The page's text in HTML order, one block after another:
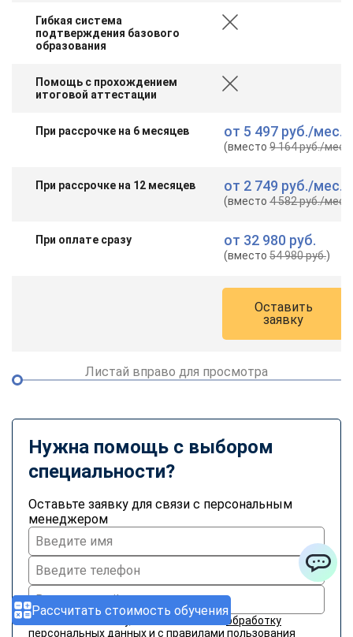
Рассчитать стоимость обучения
Гибкая система
подтверждения базового
образования
Помощь с прохождением
итоговой аттестации
При рассрочке на 6 месяцев от 5 497 руб./мес.
(вместо9 164 руб./мес.
При рассрочке на 12 месяцев от 2 749 руб./мес.
(вместо4 582 руб./мес.
При оплате сразу от 32 980 руб.
(вместо54 980 руб.)
Оставить
заявку
Листай вправо для просмотра
Нужна помощь с выбором
специальности?
Оставьте заявку для связи с персональным
менеджером
Нажимая на кнопку, я соглашаюсь на
обработку
персональных данныхи с правилами пользования
Свяжитесь с нами через любой удобный мессенджер!
Vkontakte
Max
ChatApp